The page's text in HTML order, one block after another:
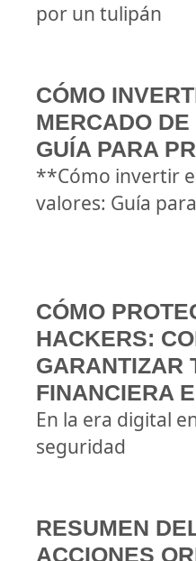
por un tulipán
CÓMO
MERCADO
GUÍA PARA
**Cómo invertir
valores: Guía para
CÓMO
HACKERS:
GARANTIZAR
FINANCIERA
En la era digital
seguridad
RESUMEN
ACCIONES